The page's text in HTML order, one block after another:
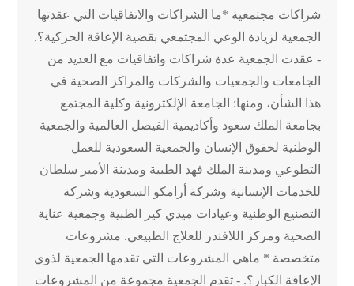
شراكات مجتمعية *ما الشراكات والاتفاقيات التي عقدتها
الجمعية لزيادة الوعي المجتمعي بقضية الإعاقة الحركية؟.
- عقدت الجمعية عدة شراكات واتفاقيات مع العديد من
الجامعات والجمعيات والشركات والمراكز الصحية في
هذا الشأن، ومنها: الجامعة الإلكترونية وكلية المجتمع
بجامعة الملك سعود وأكاديمية الفيصل العالمية والجمعية
الوطنية لحقوق الإنسان والجمعية السعودية للعمل
التطوعي ومدينة الملك فهد الطبية ومدينة الأمير سلطان
للخدمات الإنسانية وشركة أرامكو السعودية وشركة
التصنيع الوطنية وعيادات ميدي كير الطبية وجمعية عناية
الصحية ومركز اللافندر للعلاج الطبيعي. مشروعات
متخصصة * ماهي المشروعات التي تقدمها الجمعية لذوي
الإعاقة الكبار؟. - تقدم الجمعية مجموعة من المشروعات